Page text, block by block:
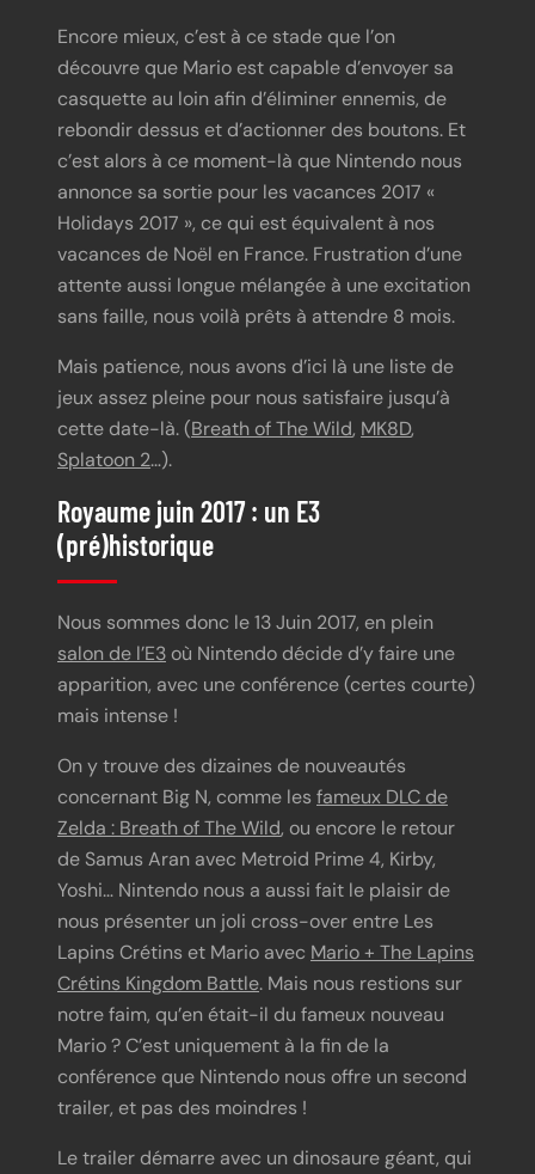
Encore mieux, c’est à ce stade que l’on
découvre que Mario est capable d’envoyer sa
casquette au loin afin d’éliminer ennemis, de
rebondir dessus et d’actionner des boutons. Et
c’est alors à ce moment-là que Nintendo nous
annonce sa sortie pour les vacances 2017 «
Holidays 2017 », ce qui est équivalent à nos
vacances de Noël en France. Frustration d’une
attente aussi longue mélangée à une excitation
sans faille, nous voilà prêts à attendre 8 mois.
Mais patience, nous avons d’ici là une liste de
jeux assez pleine pour nous satisfaire jusqu’à
cette date-là. (Breath of The Wild, MK8D,
Splatoon 2…).
Royaume juin 2017 : un E3
(pré)historique
Nous sommes donc le 13 Juin 2017, en plein
salon de l’E3 où Nintendo décide d’y faire une
apparition, avec une conférence (certes courte)
mais intense !
On y trouve des dizaines de nouveautés
concernant Big N, comme les fameux DLC de
Zelda : Breath of The Wild, ou encore le retour
de Samus Aran avec Metroid Prime 4, Kirby,
Yoshi… Nintendo nous a aussi fait le plaisir de
nous présenter un joli cross-over entre Les
Lapins Crétins et Mario avec Mario + The Lapins
Crétins Kingdom Battle. Mais nous restions sur
notre faim, qu’en était-il du fameux nouveau
Mario ? C’est uniquement à la fin de la
conférence que Nintendo nous offre un second
trailer, et pas des moindres !
Le trailer démarre avec un dinosaure géant, qui